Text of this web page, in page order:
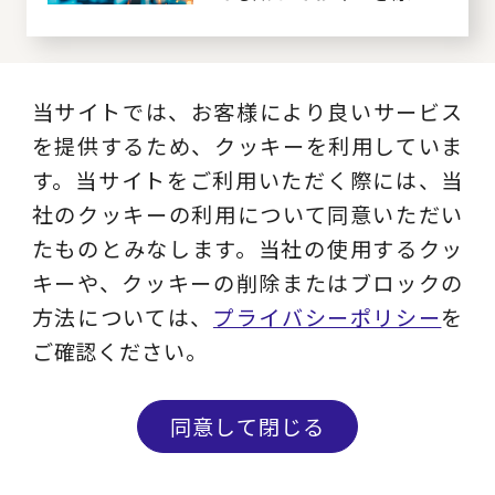
【コンサル視点の原価管
理】②成果が出ない原価
の視える化
【コンサル視点の原価管
理】③「実際原価＝実績
当サイトでは、お客様により良いサービス
を提供するため、クッキーを利用していま
す。当サイトをご利用いただく際には、当
社のクッキーの利用について同意いただい
たものとみなします。当社の使用するクッ
キーや、クッキーの削除またはブロックの
方法については、 プライバシーポリシーを
ご確認ください。
同意して閉じる